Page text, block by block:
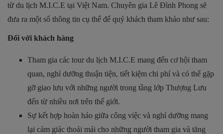
từ du lịch M.I.C.E tại Việt Nam. Chuyên gia Lê Đình Phong sẽ
đưa ra một số thông tin cụ thể để quý khách tham khảo như sau:
Đối với khách hàng
Tham gia các tour du lịch M.I.C.E mang đến cơ hội tham
quan, nghỉ dưỡng thuận tiện, tiết kiệm chi phí và có thể gặp
gỡ giao lưu với những người trong tầng lớp Thượng Lưu
đến từ nhiều nơi trên thế giới.
Sự kết hợp hoàn hảo giữa công việc và nghỉ dưỡng mang
lại cảm giác thoải mái cho những người tham gia và tăng